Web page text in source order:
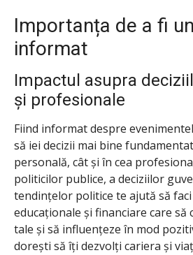
Importanța de a fi
informat
Impactul asupra
și profesionale
Fiind informat despre
să iei decizii mai bine
personală, cât și în cea
politicilor publice, a deciziilor
tendințelor politice te ajută să
educaționale și financiare care
tale și să influențeze în mod
dorești să îți dezvolți cariera și